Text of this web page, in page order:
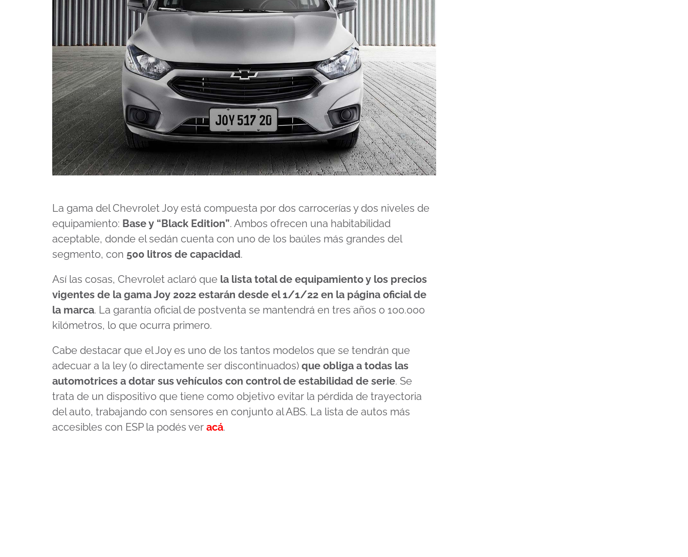
La gama del Chevrolet Joy está compuesta por dos carrocerías y dos niveles de
equipamiento: Base y “Black Edition”. Ambos ofrecen una habitabilidad
aceptable, donde el sedán cuenta con uno de los baúles más grandes del
segmento, con 500 litros de capacidad.
Así las cosas, Chevrolet aclaró que la lista total de equipamiento y los precios
vigentes de la gama Joy 2022 estarán desde el 1/1/22 en la página oficial de
la marca. La garantía oficial de postventa se mantendrá en tres años o 100.000
kilómetros, lo que ocurra primero.
Cabe destacar que el Joy es uno de los tantos modelos que se tendrán que
adecuar a la ley (o directamente ser discontinuados) que obliga a todas las
automotrices a dotar sus vehículos con control de estabilidad de serie. Se
trata de un dispositivo que tiene como objetivo evitar la pérdida de trayectoria
del auto, trabajando con sensores en conjunto al ABS. La lista de autos más
accesibles con ESP la podés ver acá.